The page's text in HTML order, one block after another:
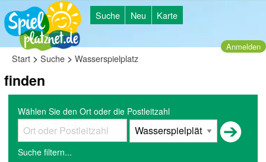
Suche Neu Karte
Anmelden
Start > Suche > Wasserspielplatz
finden
Wählen Sie den Ort oder die Postleitzahl
Suche filtern...